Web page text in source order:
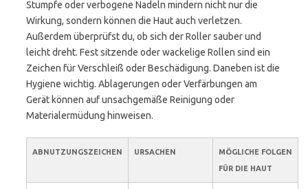
Stumpfe oder verbogene Nadeln mindern nicht nur die
Wirkung, sondern können die Haut auch verletzen.
Außerdem überprüfst du, ob sich der Roller sauber und
leicht dreht. Fest sitzende oder wackelige Rollen sind ein
Zeichen für Verschleiß oder Beschädigung. Daneben ist die
Hygiene wichtig. Ablagerungen oder Verfärbungen am
Gerät können auf unsachgemäße Reinigung oder
Materialermüdung hinweisen.
ABNUTZUNGSZEICHEN URSACHEN
MÖGLICHE FOLGEN
FÜR DIE HAUT